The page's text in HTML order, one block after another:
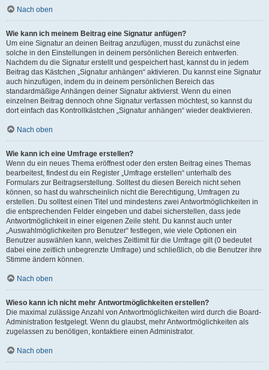
Nach oben
Wie kann ich meinem Beitrag eine Signatur anfügen?
Um eine Signatur an deinen Beitrag anzufügen, musst du zunächst eine
solche in den Einstellungen in deinem persönlichen Bereich entwerfen.
Nachdem du die Signatur erstellt und gespeichert hast, kannst du in jedem
Beitrag das Kästchen „Signatur anhängen“ aktivieren. Du kannst eine Signatur
auch hinzufügen, indem du in deinem persönlichen Bereich das
standardmäßige Anhängen deiner Signatur aktivierst. Wenn du einen
einzelnen Beitrag dennoch ohne Signatur verfassen möchtest, so kannst du
dort einfach das Kontrollkästchen „Signatur anhängen“ wieder deaktivieren.
Nach oben
Wie kann ich eine Umfrage erstellen?
Wenn du ein neues Thema eröffnest oder den ersten Beitrag eines Themas
bearbeitest, findest du ein Register „Umfrage erstellen“ unterhalb des
Formulars zur Beitragserstellung. Solltest du diesen Bereich nicht sehen
können, so hast du wahrscheinlich nicht die Berechtigung, Umfragen zu
erstellen. Du solltest einen Titel und mindestens zwei Antwortmöglichkeiten in
die entsprechenden Felder eingeben und dabei sicherstellen, dass jede
Antwortmöglichkeit in einer eigenen Zeile steht. Du kannst auch unter
„Auswahlmöglichkeiten pro Benutzer“ festlegen, wie viele Optionen ein
Benutzer auswählen kann, welches Zeitlimit für die Umfrage gilt (0 bedeutet
dabei eine zeitlich unbegrenzte Umfrage) und schließlich, ob die Benutzer ihre
Stimme ändern können.
Nach oben
Wieso kann ich nicht mehr Antwortmöglichkeiten erstellen?
Die maximal zulässige Anzahl von Antwortmöglichkeiten wird durch die Board-
Administration festgelegt. Wenn du glaubst, mehr Antwortmöglichkeiten als
zugelassen zu benötigen, kontaktiere einen Administrator.
Nach oben